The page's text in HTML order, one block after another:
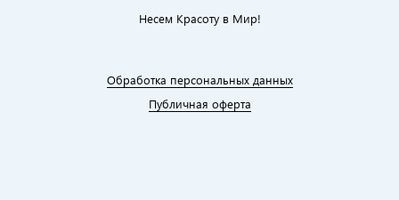
Несем Красоту в Мир!
Обработка персональных данных
Публичная оферта